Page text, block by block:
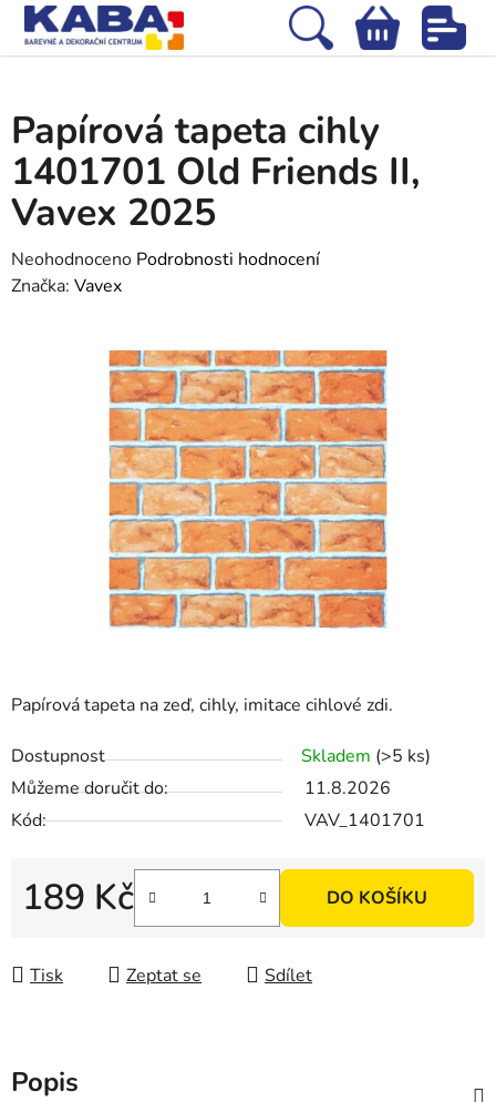
Přejít
obsah
Hledat
NÁKUPNÍ
Papírová tapeta na zeď, cihly, imitace cihlové zdi.
Dostupnost Skladem (>5 ks)
Můžeme doručit do:
11.8.2026
Kód:
VAV_1401701
189 Kč DO KOŠÍKU
Tisk Zeptat se Sdílet
Papírová tapeta cihly
1401701 Old Friends II,
Vavex 2025
Průměrné
hodnocení
Neohodnoceno Podrobnosti hodnocení
Značka: Vavex
Popis